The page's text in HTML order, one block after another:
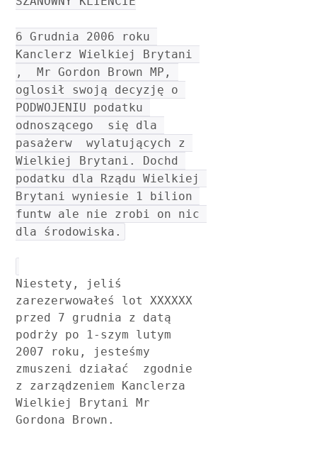
6 Grudnia 2006 roku
Kanclerz Wielkiej Brytani
,  Mr Gordon Brown MP,
oglosił swoją decyzję o
PODWOJENIU podatku
odnoszącego  się dla
pasażerw  wylatujących z
Wielkiej Brytani. Dochd
podatku dla Rządu Wielkiej
Brytani wyniesie 1 bilion
funtw ale nie zrobi on nic
dla środowiska.
Niestety, jeliś
zarezerwowałeś lot XXXXXX
przed 7 grudnia z datą
podrży po 1-szym lutym
2007 roku, jesteśmy
zmuszeni działać  zgodnie
z zarządzeniem Kanclerza
Wielkiej Brytani Mr
Gordona Brown.